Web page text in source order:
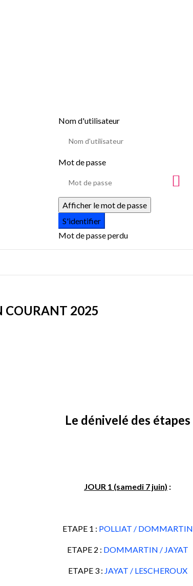
Nom d'utilisateur
Mot de passe
Afficher le mot de passe
S'identifier
Mot de passe perdu
COURANT 2025
Le dénivelé des étapes
JOUR 1 (samedi 7 juin) :
ETAPE 1 : POLLIAT / DOMMARTIN
ETAPE 2 : DOMMARTIN / JAYAT
ETAPE 3 : JAYAT / LESCHEROUX